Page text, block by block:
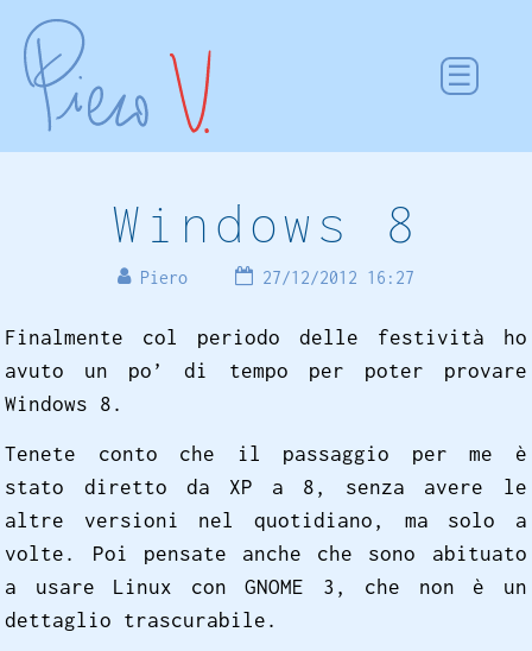
Windows 8
Piero 27/12/2012 16:27
Finalmente col periodo delle festività ho
avuto un po’ di tempo per poter provare
Windows 8.
Tenete conto che il passaggio per me è
stato diretto da XP a 8, senza avere le
altre versioni nel quotidiano, ma solo a
volte. Poi pensate anche che sono abituato
a usare Linux con GNOME 3, che non è un
dettaglio trascurabile.